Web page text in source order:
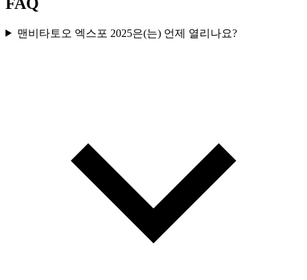
맨비타토오 엑스포 2025은(는) 언제 열리나요?